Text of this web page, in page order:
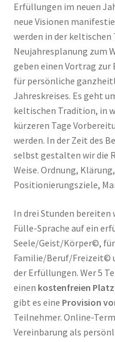
Erfüllungen im neuen
neue Visionen
werden in der
Neujahresplanung zum
geben einen Vortrag zur
für persönliche
Jahreskreises. Es geht
keltischen Tradition, in
kürzeren Tage
werden. In der Zeit des
selbst gestalten wir die
Weise. Ordnung,
Positionierungsziele,
In drei Stunden bereiten
Fülle-Sprache auf ein
Seele/Geist/Körper©,
Familie/Beruf/Freizeit©
der Erfüllungen. Wer 5
einen kostenfreien
gibt es eine Provision
Teilnehmer. Online-
Vereinbarung als